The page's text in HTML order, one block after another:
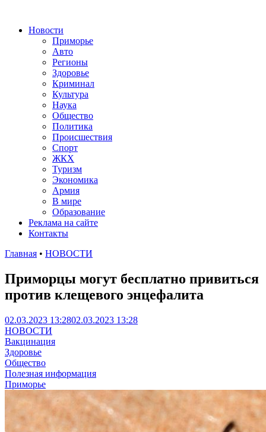
Новости
Приморье
Авто
Регионы
Здоровье
Криминал
Культура
Наука
Общество
Политика
Происшествия
Спорт
ЖКХ
Туризм
Экономика
Армия
В мире
Образование
Реклама на сайте
Контакты
Главная • НОВОСТИ
Приморцы могут бесплатно привиться
против клещевого энцефалита
02.03.2023 13:2802.03.2023 13:28
НОВОСТИ
Вакцинация
Здоровье
Общество
Полезная информация
Приморье